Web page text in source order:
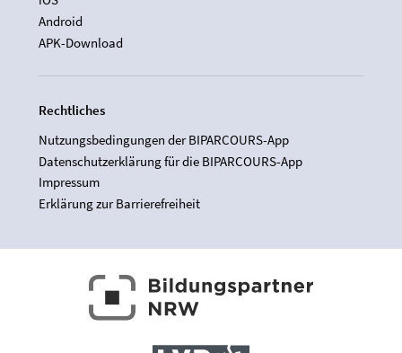
Android
APK-Download
Rechtliches
Nutzungsbedingungen der BIPARCOURS-App
Datenschutzerklärung für die BIPARCOURS-App
Impressum
Erklärung zur Barrierefreiheit